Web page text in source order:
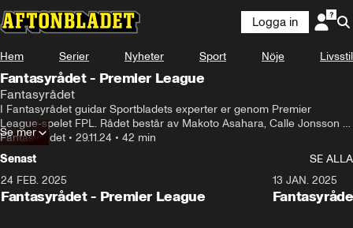
Logga in
Hem Serier Nyheter Sport Nöje Livsstil
Fantasyrådet - Premier League
Fantasyrådet
I Fantasyrådet guidar Sportbladets experter er genom Premier
League-spelet FPL. Rådet består av Makoto Asahara, Calle Jonsson
och gästexpert Jonas Olsson. De svarar på era chattfrågor, visar upp
sina elvor, tipsar om måsten, kap och spelare att kränga.
Fantasyrådet • 29.11.24 • 42 min
Se mer
Senast
SE ALLA
24 FEB. 2025
Fantasyrådet - Premier League
13 JAN. 2025